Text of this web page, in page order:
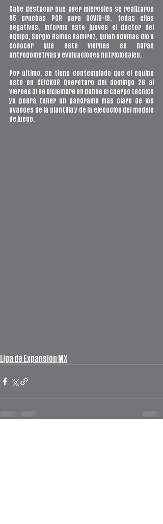
Cabe destacar que ayer miércoles se realizaron
35 pruebas PCR para COVID-19, todas ellas
negativas, informó este jueves el doctor del
equipo, Sergio Ramos Ramírez, quien además dio a
conocer que este viernes se harán
antropometrías y evaluaciones nutricionales.
Por último, se tiene contemplado que el equipo
esté en CEICKOR Querétaro del domingo 26 al
viernes 31 de diciembre en donde el cuerpo técnico
ya podrá tener un panorama más claro de los
avances de la plantilla y de la ejecución del modelo
de juego.
Liga de Expansión MX